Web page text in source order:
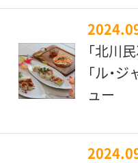
「北川
「ル・
ュー